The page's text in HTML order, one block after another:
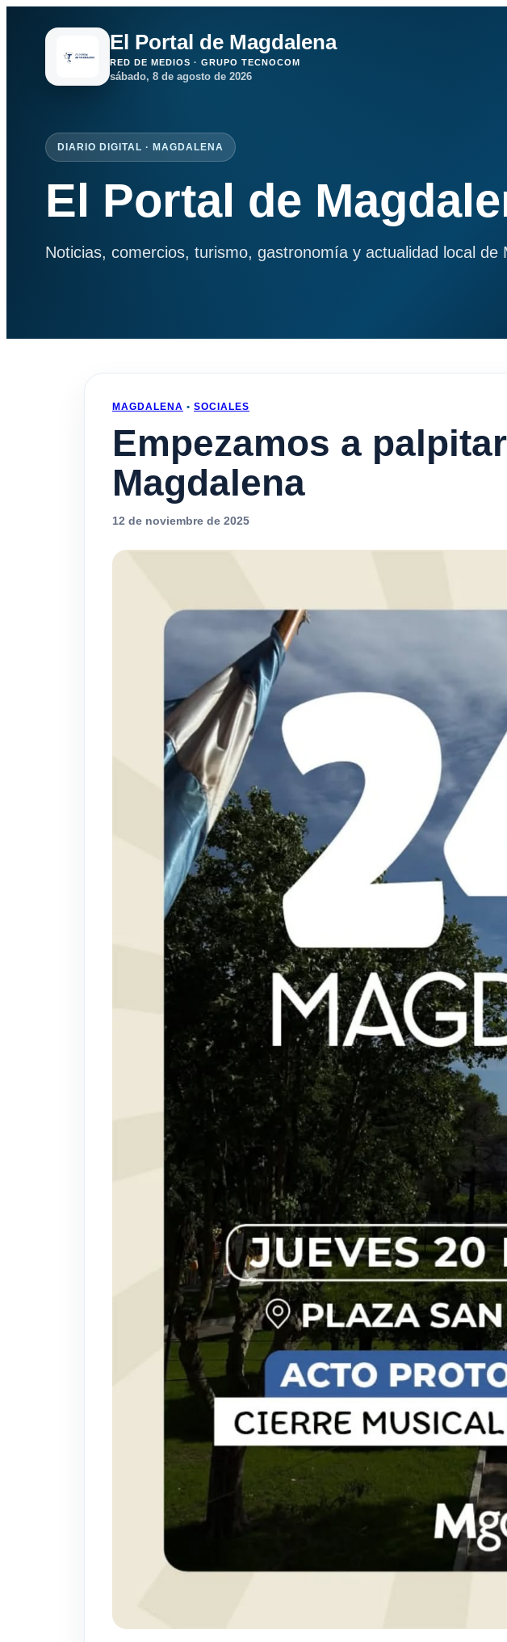
El Portal de Magdalena
RED DE MEDIOS · GRUPO TECNOCOM
sábado, 8 de agosto de 2026
DIARIO DIGITAL · MAGDALENA
El Portal de
Noticias, comercios, turismo, gastronomía y actualidad local de
MAGDALENA • SOCIALES
Empezamos a
Magdalena
12 de noviembre de 2025